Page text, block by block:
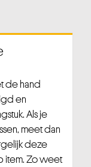
de hand
en
Als je
meet dan
deze
item. Zo weet